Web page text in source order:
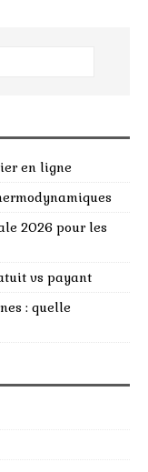
en ligne
2026 pour les
vs payant
: quelle